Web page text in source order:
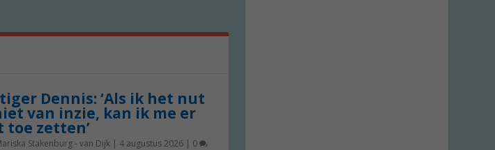
Dennis: ‘Als ik het nut
van inzie, kan ik me er
toe zetten’
Stakenburg - van Dijk| 4 augustus 2026| 0